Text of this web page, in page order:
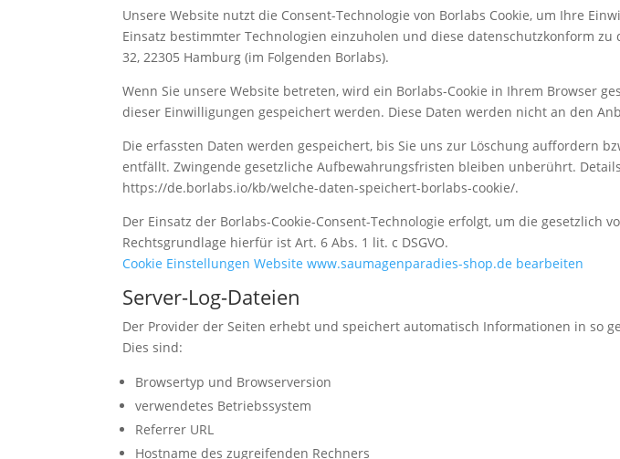
Unsere Website nutzt die Consent-Technologie von Borlabs Cookie, um Ihre
Einsatz bestimmter Technologien einzuholen und diese datenschutzkonform
32, 22305 Hamburg (im Folgenden Borlabs).
Wenn Sie unsere Website betreten, wird ein Borlabs-Cookie in Ihrem Browser
dieser Einwilligungen gespeichert werden. Diese Daten werden nicht an den
Die erfassten Daten werden gespeichert, bis Sie uns zur Löschung auffordern
entfällt. Zwingende gesetzliche Aufbewahrungsfristen bleiben unberührt.
https://de.borlabs.io/kb/welche-daten-speichert-borlabs-cookie/.
Der Einsatz der Borlabs-Cookie-Consent-Technologie erfolgt, um die gesetzlich
Rechtsgrundlage hierfür ist Art. 6 Abs. 1 lit. c DSGVO.
Cookie Einstellungen Website www.saumagenparadies-shop.de bearbeiten
Server-Log-Dateien
Der Provider der Seiten erhebt und speichert automatisch Informationen in so
Dies sind:
Browsertyp und Browserversion
verwendetes Betriebssystem
Referrer URL
Hostname des zugreifenden Rechners